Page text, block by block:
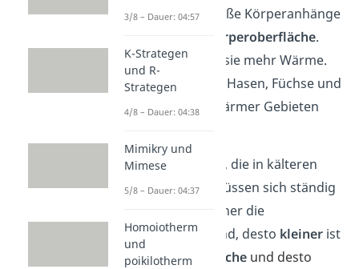
andauernd ab. Große Körperanhänge
Körperoberfläche.
Dadurch verlieren sie mehr Wärme.
Deshalb haben die Hasen, Füchse und
Elefanten in den wärmer Gebieten
Gleichwarme Tiere, die in kälteren
Regionen leben, müssen sich ständig
. Je kleiner die
Körperanhänge sind, desto kleiner ist
ihreKörperoberfläche und desto
3/8 – Dauer: 04:57
K-Strategen
und R-
Strategen
4/8 – Dauer: 04:38
Mimikry und
Mimese
5/8 – Dauer: 04:37
Homoiotherm
und
poikilotherm